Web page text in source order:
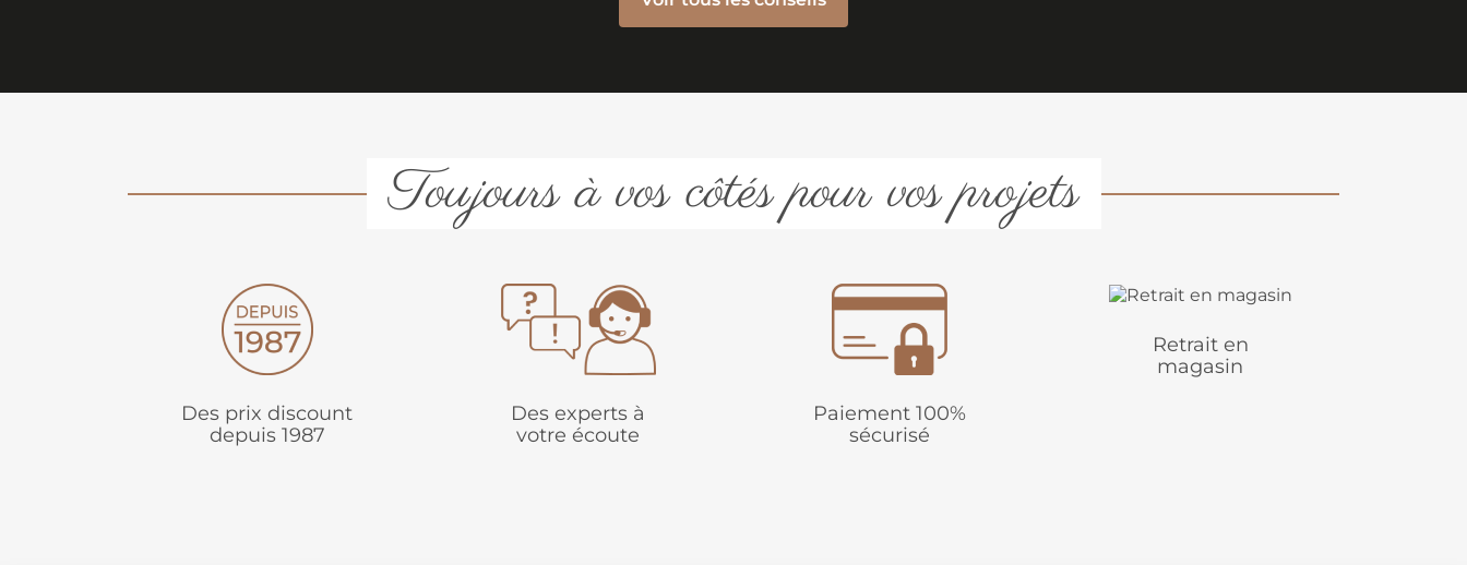
Toujours à vos côtés pour vos projets
Des prix discount
depuis 1987
Des experts à
votre écoute
Paiement 100%
sécurisé
Retrait en
magasin